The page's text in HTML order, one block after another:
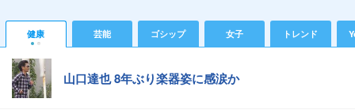
健康 芸能 ゴシップ 女子 トレンド
山口達也 8年ぶり楽器姿に感涙か